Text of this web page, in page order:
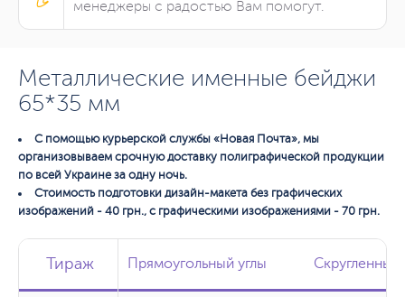
менеджеры с радостью Вам помогут.
Металлические именные бейджи
65*35 мм
С помощью курьерской службы «Новая Почта», мы
организовываем срочную доставку полиграфической продукции
по всей Украине за одну ночь.
Стоимость подготовки дизайн-макета без графических
изображений - 40 грн., с графическими изображениями - 70 грн.
Тираж
Тираж Прямоугольный углы Скругленные
Тираж Прямоугольный углы Скругленные